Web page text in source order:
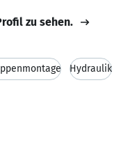
zu sehen.
Hydraulik